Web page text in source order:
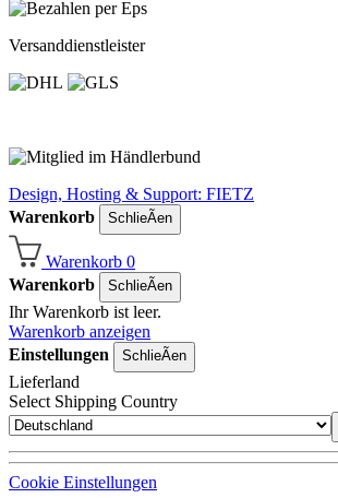
Versanddienstleister
Design, Hosting & Support: FIETZ
Warenkorb
SchlieÃen
Warenkorb 0
Warenkorb
SchlieÃen
Ihr Warenkorb ist leer.
Warenkorb anzeigen
Einstellungen
SchlieÃen
Lieferland
Select Shipping Country
Cookie Einstellungen